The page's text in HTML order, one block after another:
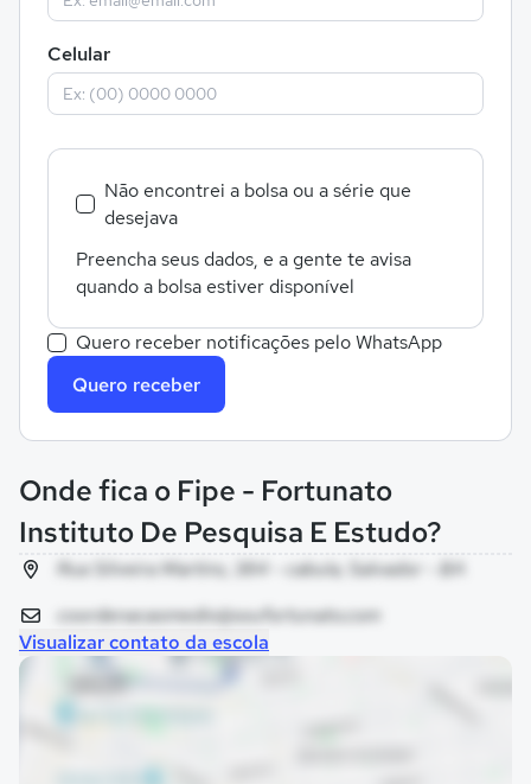
Celular
Não encontrei a bolsa ou a série que
desejava
Preencha seus dados, e a gente te avisa
quando a bolsa estiver disponível
Quero receber notificações pelo WhatsApp
Quero receber
Onde fica o Fipe - Fortunato
Instituto De Pesquisa E Estudo?
Rua Silveira Martins, 384 - cabula, Salvador - BA
coordenacaomedio@soufortunato.com
Visualizar contato da escola